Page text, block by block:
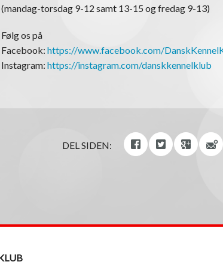
(mandag-torsdag 9-12 samt 13-15 og fredag 9-13)
Følg os på
Facebook: https://www.facebook.com/
Instagram: https://instagram.com/danskkennelklub
DEL SIDEN: